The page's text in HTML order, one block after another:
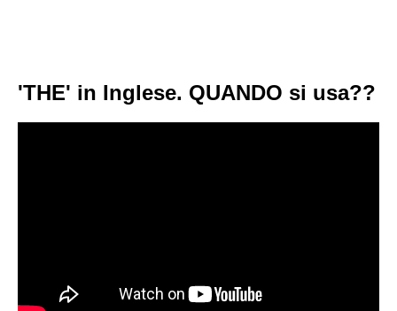
'THE' in Inglese. QUANDO si usa??